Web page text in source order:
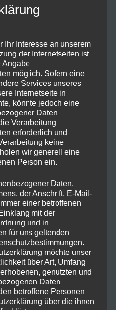
ihr eure alte
abgeben und
PlayStation 5 Disk
Die Preise sind wie
+ DualShock 4
Ihr Interesse an unserem
der Internetseiten ist
Angabe
möglich. Sofern eine
Services unseres
Internetseite in
könnte jedoch eine
Daten
Verarbeitung
erforderlich und
keine
wir generell eine
Person ein.
Daten,
der Anschrift, E-Mail-
einer betroffenen
mit der
und in
für uns geltenden
möchte unser
über Art, Umfang
genutzten und
Daten
betroffene Personen
über die ihnen